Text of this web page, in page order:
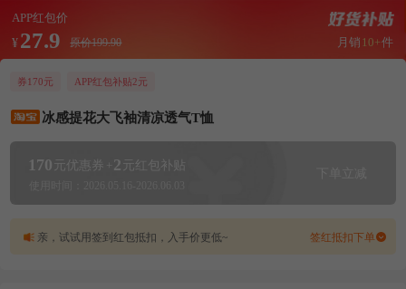
APP红包价
¥ 27.9 原价199.90 月销 10+件
券170元 APP红包补贴2元
冰感提花大飞袖清凉透气T恤
170 元优惠券 + 2 元红包补贴
亲，试试用签到红包抵扣，入手价更低~ 签红抵扣下单